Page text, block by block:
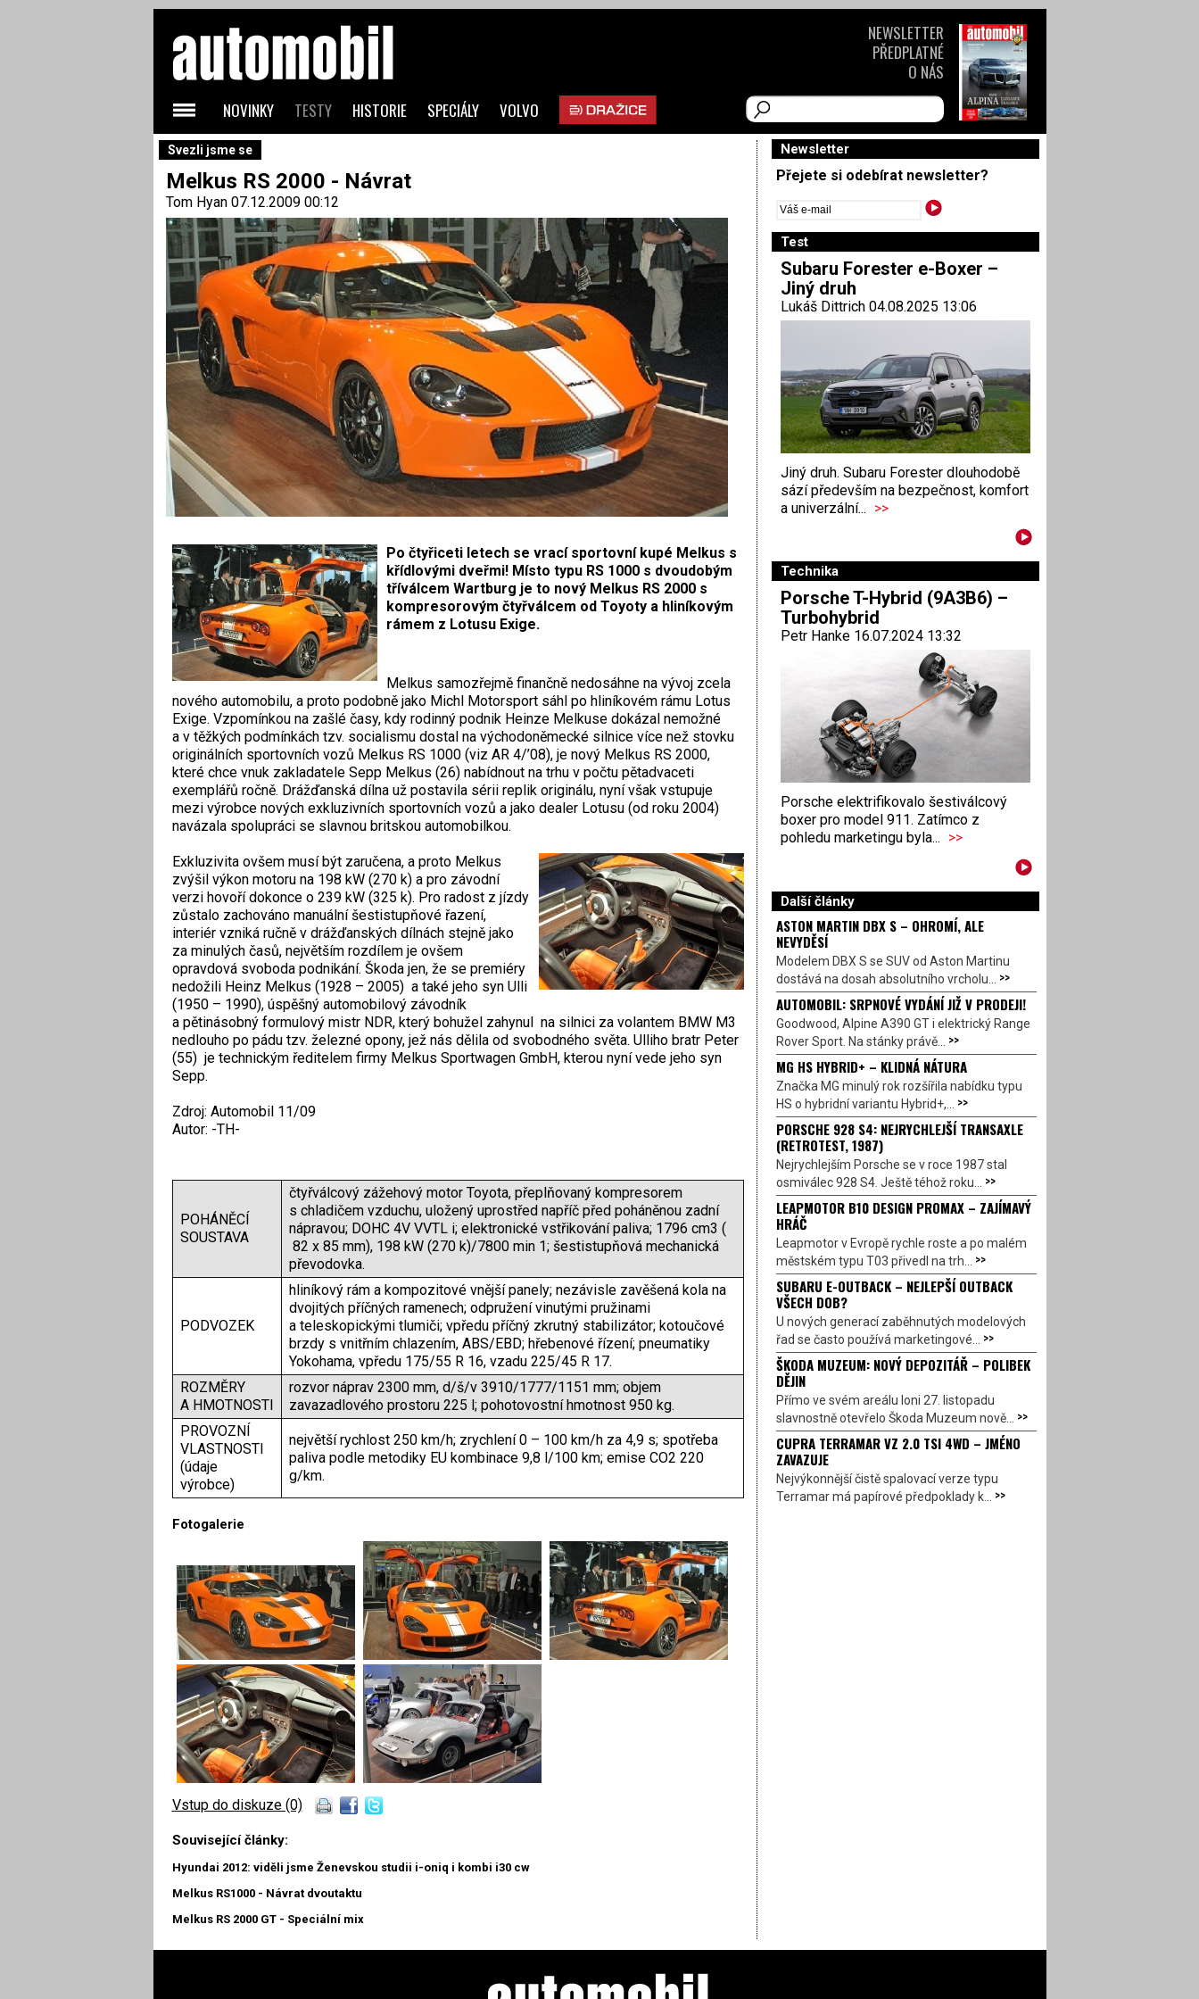
Svezli jsme se
Melkus RS 2000 - Návrat
Tom Hyan07.12.2009 00:12
Po čtyřiceti letech se vrací sportovní kupé Melkus s
křídlovými dveřmi! Místo typu RS 1000 s dvoudobým
tříválcem Wartburg je to nový Melkus RS 2000 s
kompresorovým čtyřválcem od Toyoty a hliníkovým
rámem z Lotusu Exige.
Melkus samozřejmě finančně nedosáhne na vývoj zcela
nového automobilu, a proto podobně jako Michl Motorsport sáhl po hliníkovém rámu Lotus
Exige. Vzpomínkou na zašlé časy, kdy rodinný podnik Heinze Melkuse dokázal nemožné
a v těžkých podmínkách tzv. socialismu dostal na východoněmecké silnice více než stovku
originálních sportovních vozů Melkus RS 1000 (viz AR 4/’08), je nový Melkus RS 2000,
které chce vnuk zakladatele Sepp Melkus (26) nabídnout na trhu v počtu pětadvaceti
exemplářů ročně. Drážďanská dílna už postavila sérii replik originálu, nyní však vstupuje
mezi výrobce nových exkluzivních sportovních vozů a jako dealer Lotusu (od roku 2004)
navázala spolupráci se slavnou britskou automobilkou.
Exkluzivita ovšem musí být zaručena, a proto Melkus
zvýšil výkon motoru na 198 kW (270 k) a pro závodní
verzi hovoří dokonce o 239 kW (325 k). Pro radost z jízdy
zůstalo zachováno manuální šestistupňové řazení,
interiér vzniká ručně v drážďanských dílnách stejně jako
za minulých časů, největším rozdílem je ovšem
opravdová svoboda podnikání. Škoda jen, že se premiéry
nedožili Heinz Melkus (1928 – 2005) a také jeho syn Ulli
(1950 – 1990), úspěšný automobilový závodník
a pětinásobný formulový mistr NDR, který bohužel zahynul na silnici za volantem BMW M3
nedlouho po pádu tzv. železné opony, jež nás dělila od svobodného světa. Ulliho bratr Peter
(55) je technickým ředitelem firmy Melkus Sportwagen GmbH, kterou nyní vede jeho syn
Sepp.
Zdroj: Automobil 11/09
Autor: -TH-
POHÁNĚCÍ
SOUSTAVA
čtyřválcový zážehový motor Toyota, přeplňovaný kompresorem
s chladičem vzduchu, uložený uprostřed napříč před poháněnou zadní
nápravou; DOHC 4V VVTL i; elektronické vstřikování paliva; 1796 cm3 (
82 x 85 mm), 198 kW (270 k)/7800 min 1; šestistupňová mechanická
převodovka.
PODVOZEK
hliníkový rám a kompozitové vnější panely; nezávisle zavěšená kola na
dvojitých příčných ramenech; odpružení vinutými pružinami
a teleskopickými tlumiči; vpředu příčný zkrutný stabilizátor; kotoučové
brzdy s vnitřním chlazením, ABS/EBD; hřebenové řízení; pneumatiky
Yokohama, vpředu 175/55 R 16, vzadu 225/45 R 17.
ROZMĚRY
A HMOTNOSTI
rozvor náprav 2300 mm, d/š/v 3910/1777/1151 mm; objem
zavazadlového prostoru 225 l; pohotovostní hmotnost 950 kg.
PROVOZNÍ
VLASTNOSTI
(údaje
výrobce)
největší rychlost 250 km/h; zrychlení 0 – 100 km/h za 4,9 s; spotřeba
paliva podle metodiky EU kombinace 9,8 l/100 km; emise CO2 220
g/km.
Fotogalerie
Vstup do diskuze (0)
Související články:
Hyundai 2012: viděli jsme Ženevskou studii i-oniq i kombi i30 cw
Melkus RS1000 - Návrat dvoutaktu
Melkus RS 2000 GT - Speciální mix
Newsletter
Přejete si odebírat newsletter?
Test
Subaru Forester e-Boxer –
Jiný druh
Lukáš Dittrich 04.08.2025 13:06
Jiný druh. Subaru Forester dlouhodobě
sází především na bezpečnost, komfort
a univerzální... >>
Technika
Porsche T-Hybrid (9A3B6) –
Turbohybrid
Petr Hanke 16.07.2024 13:32
Porsche elektrifikovalo šestiválcový
boxer pro model 911. Zatímco z
pohledu marketingu byla... >>
Další články
ASTON MARTIN DBX S – OHROMÍ, ALE
NEVYDĚSÍ
Modelem DBX S se SUV od Aston Martinu
dostává na dosah absolutního vrcholu... >>
AUTOMOBIL: SRPNOVÉ VYDÁNÍ JIŽ V PRODEJI!
Goodwood, Alpine A390 GT i elektrický Range
Rover Sport. Na stánky právě... >>
MG HS HYBRID+ – KLIDNÁ NÁTURA
Značka MG minulý rok rozšířila nabídku typu
HS o hybridní variantu Hybrid+,... >>
PORSCHE 928 S4: NEJRYCHLEJŠÍ TRANSAXLE
(RETROTEST, 1987)
Nejrychlejším Porsche se v roce 1987 stal
osmiválec 928 S4. Ještě téhož roku... >>
LEAPMOTOR B10 DESIGN PROMAX – ZAJÍMAVÝ
HRÁČ
Leapmotor v Evropě rychle roste a po malém
městském typu T03 přivedl na trh... >>
SUBARU E-OUTBACK – NEJLEPŠÍ OUTBACK
VŠECH DOB?
U nových generací zaběhnutých modelových
řad se často používá marketingové... >>
ŠKODA MUZEUM: NOVÝ DEPOZITÁŘ – POLIBEK
DĚJIN
Přímo ve svém areálu loni 27. listopadu
slavnostně otevřelo Škoda Muzeum nově... >>
CUPRA TERRAMAR VZ 2.0 TSI 4WD – JMÉNO
ZAVAZUJE
Nejvýkonnější čistě spalovací verze typu
Terramar má papírové předpoklady k... >>
NOVINKY TESTY HISTORIE SPECIÁLY VOLVO
NEWSLETTER
PŘEDPLATNÉ
O NÁS